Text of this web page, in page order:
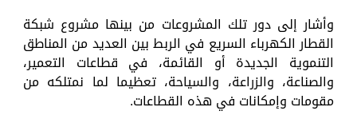
وأشار إلى دور تلك المشروعات من بينها مشروع شبكة
القطار الكهرباء السريع في الربط بين العديد من المناطق
التنموية الجديدة أو القائمة، في قطاعات التعمير،
والصناعة، والزراعة، والسياحة، تعظيما لما نمتلكه من
مقومات وإمكانات في هذه القطاعات.